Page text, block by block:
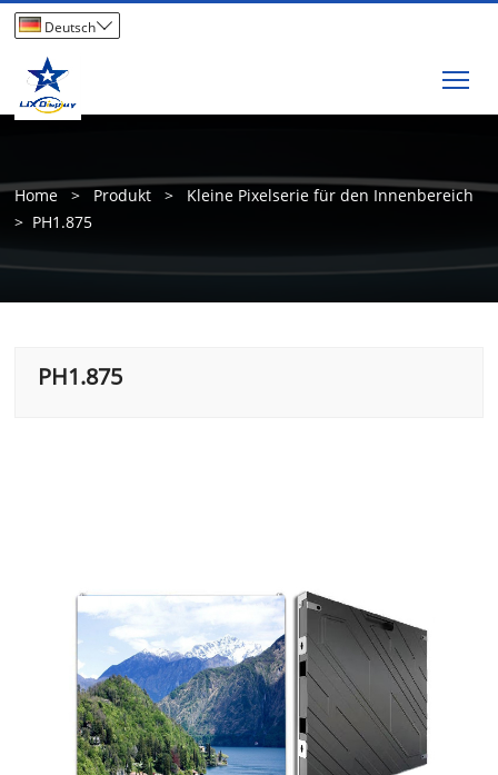
Deutsch
Home > Produkt >
Kleine Pixelserie für den Innenbereich
> PH1.875
PH1.875